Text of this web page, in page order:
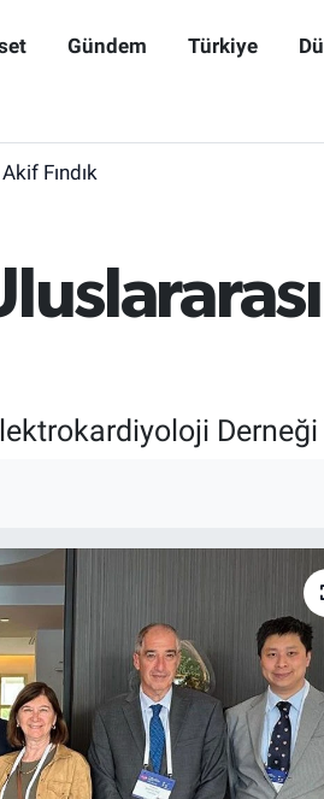
Gündem Türkiye
Fındık